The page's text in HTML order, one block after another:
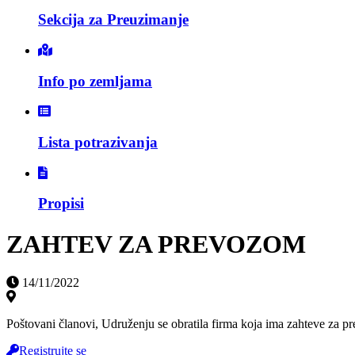
Sekcija za Preuzimanje
Info po zemljama
Lista potrazivanja
Propisi
ZAHTEV ZA PREVOZOM
14/11/2022
Poštovani članovi, Udruženju se obratila firma koja ima zahteve
Registrujte se